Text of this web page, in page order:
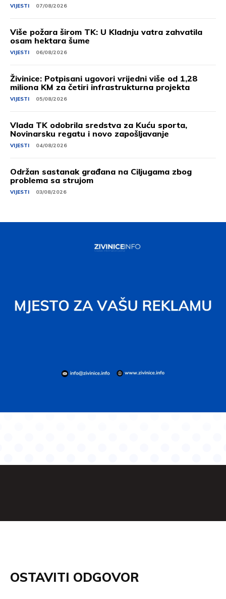
VIJESTI 07/08/2026
Više požara širom TK: U Kladnju vatra zahvatila
osam hektara šume
VIJESTI 06/08/2026
Živinice: Potpisani ugovori vrijedni više od 1,28
miliona KM za četiri infrastrukturna projekta
VIJESTI 05/08/2026
Vlada TK odobrila sredstva za Kuću sporta,
Novinarsku regatu i novo zapošljavanje
VIJESTI 04/08/2026
Održan sastanak građana na Ciljugama zbog
problema sa strujom
VIJESTI 03/08/2026
OSTAVITI ODGOVOR